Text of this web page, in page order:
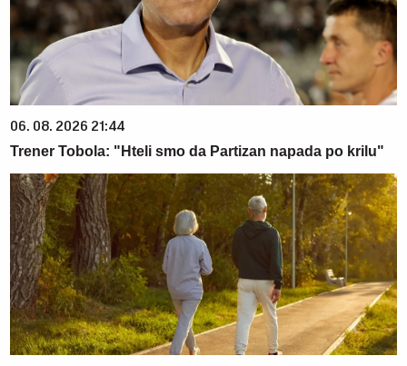
06. 08. 2026 21:44
Trener Tobola: "Hteli smo da Partizan napada po krilu"